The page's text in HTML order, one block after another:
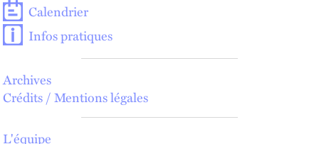
Calendrier
Infos pratiques
Archives
Crédits / Mentions légales
L'équipe